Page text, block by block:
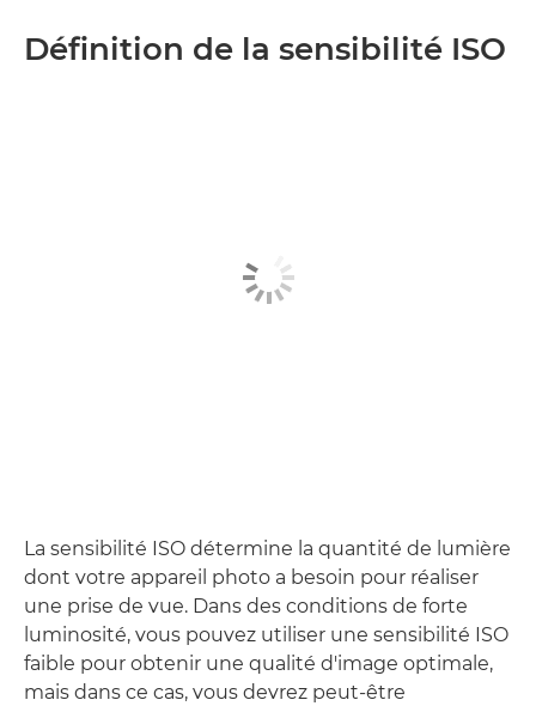
Définition de la sensibilité ISO
La sensibilité ISO détermine la quantité de lumière
dont votre appareil photo a besoin pour réaliser
une prise de vue. Dans des conditions de forte
luminosité, vous pouvez utiliser une sensibilité ISO
faible pour obtenir une qualité d'image optimale,
mais dans ce cas, vous devrez peut-être